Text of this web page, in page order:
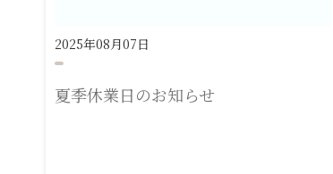
2025年08月07日
夏季休業日のお知らせ